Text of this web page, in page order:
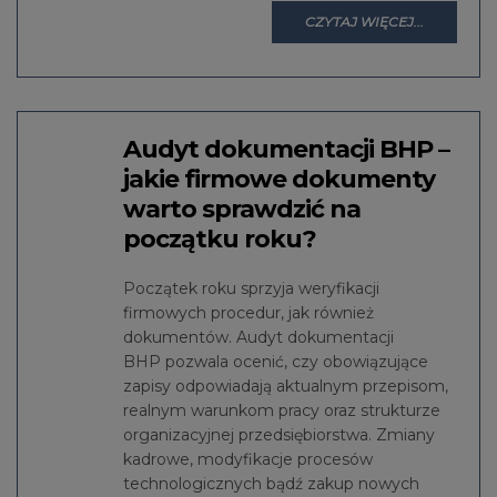
CZYTAJ WIĘCEJ...
Audyt dokumentacji BHP –
jakie firmowe dokumenty
warto sprawdzić na
początku roku?
Początek roku sprzyja weryfikacji
firmowych procedur, jak również
dokumentów. Audyt dokumentacji
BHP pozwala ocenić, czy obowiązujące
zapisy odpowiadają aktualnym przepisom,
realnym warunkom pracy oraz strukturze
organizacyjnej przedsiębiorstwa. Zmiany
kadrowe, modyfikacje procesów
technologicznych bądź zakup nowych